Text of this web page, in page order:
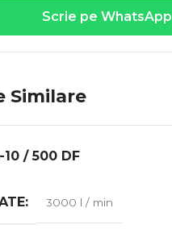
Scrie pe WhatsApp
Similare
10 / 500 DF
3000 l / min